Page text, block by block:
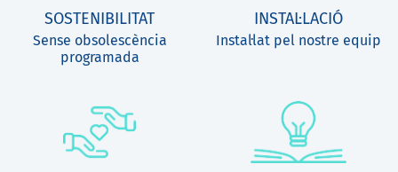
SOSTENIBILITAT
Sense obsolescència
programada
INSTAL·LACIÓ
Instal·lat pel nostre equip